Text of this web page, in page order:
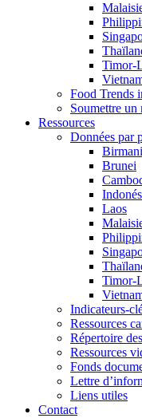
Timor-
Food Trends
Soumettre un
Ressources
Données par
Brunei
Laos
Timor-
Indicateurs-
Ressources
Répertoire
Ressources
Fonds
Lettre
Liens utiles
Contact